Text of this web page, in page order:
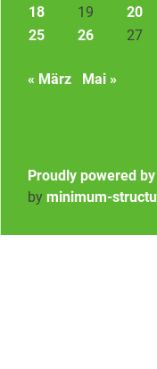
18
19 20
25
26 27
« März Mai »
Proudly powered
by minimum-